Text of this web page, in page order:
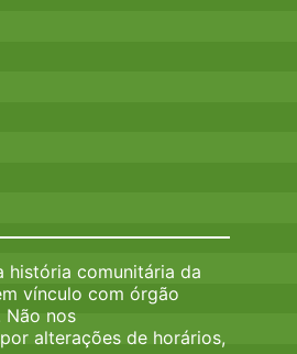
história comunitária da
vínculo com órgão
Não nos
alterações de horários,